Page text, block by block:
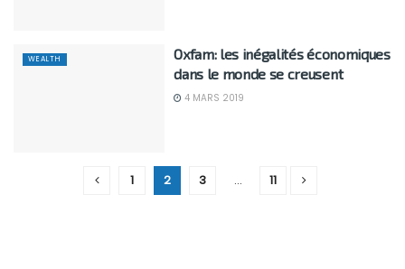
WEALTH
Oxfam: les inégalités économiques
dans le monde se creusent
4 MARS 2019
1 2 3 … 11